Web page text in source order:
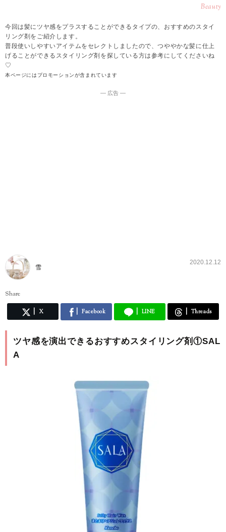
Beauty
今回は髪にツヤ感をプラスすることができるタイプの、おすすめのスタイ
リング剤をご紹介します。
普段使いしやすいアイテムをセレクトしましたので、つややかな髪に仕上
げることができるスタイリング剤を探している方は参考にしてくださいね
♡
本ページにはプロモーションが含まれています
― 広告 ―
雪
2020.12.12
Share
X Facebook LINE Threads
ツヤ感を演出できるおすすめスタイリング剤①SAL
A